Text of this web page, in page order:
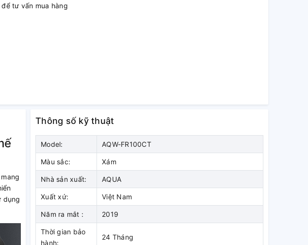
để tư vấn mua hàng
dụng
Thông số kỹ thuật
Model: AQW-FR100CT
Màu sắc: Xám
Nhà sản xuất: AQUA
Xuất xứ: Việt Nam
Năm ra mắt : 2019
Thời gian bảo
hành:
24 Tháng